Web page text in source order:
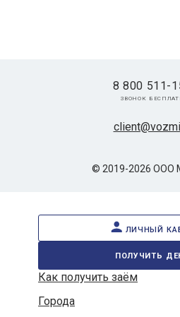
© 2019-2026 ООО
8 800 511-
звонок
личный
получить
Как получить заём
Города